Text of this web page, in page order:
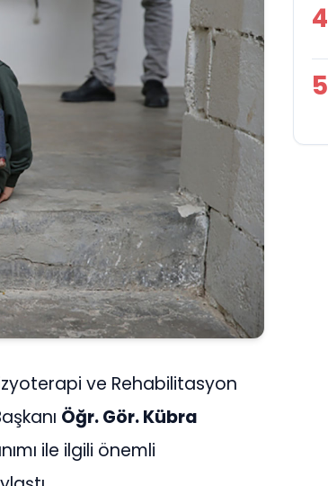
ve Rehabilitasyon
Öğr. Gör. Kübra
ile ilgili önemli
4
5